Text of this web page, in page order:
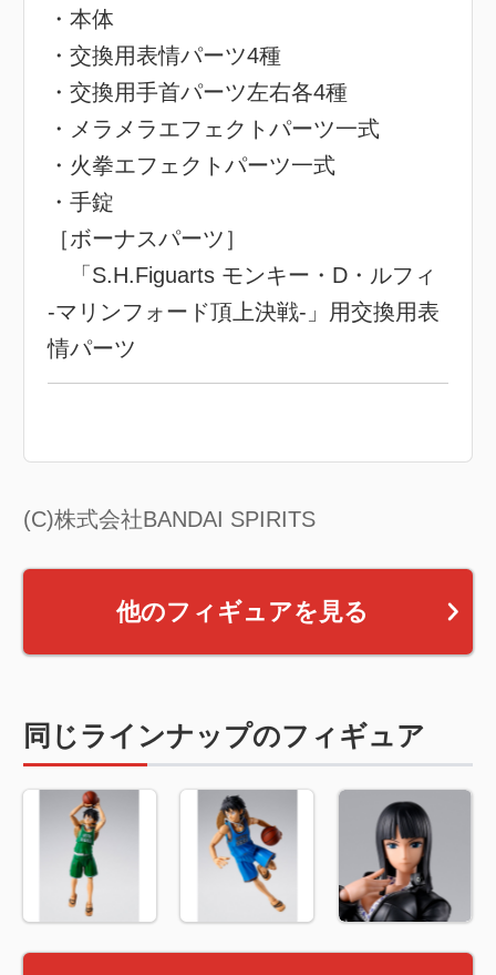
・本体
・交換用表情パーツ4種
・交換用手首パーツ左右各4種
・メラメラエフェクトパーツ一式
・火拳エフェクトパーツ一式
・手錠
［ボーナスパーツ］
「S.H.Figuarts モンキー・D・ルフィ
-マリンフォード頂上決戦-」用交換用表
情パーツ
(C)株式会社BANDAI SPIRITS
他のフィギュアを見る
同じラインナップのフィギュア